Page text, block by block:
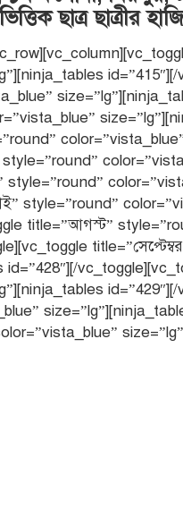
ছাত্র ছাত্রীর
style=”round”
title=”আগস্ট”